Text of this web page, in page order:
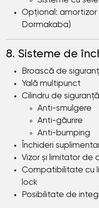
Opțional:
Dormakaba)
8. Sisteme de
Broască de
Yală multipunct
Cilindru de
Anti-smulgere
Anti-găurire
Anti-bumping
Închideri
Vizor și limitator de
Compatibilitate cu
lock
Posibilitate de